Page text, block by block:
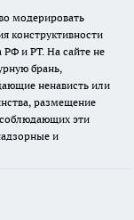
модерировать
конструктивности
РФ и РТ. На сайте не
брань,
ненависть или
размещение
соблюдающих эти
и